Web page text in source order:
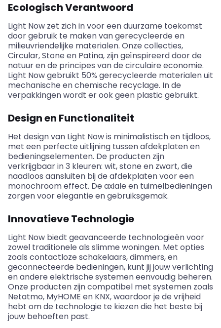
Ecologisch Verantwoord
Light Now zet zich in voor een duurzame toekomst
door gebruik te maken van gerecycleerde en
milieuvriendelijke materialen. Onze collecties,
Circular, Stone en Patina, zijn geïnspireerd door de
natuur en de principes van de circulaire economie.
Light Nowgebruikt 50% gerecycleerde materialen uit
mechanische en chemische recyclage. In de
verpakkingen wordt er ook geen plastic gebruikt.
Design en Functionaliteit
Het design van Light Nowis minimalistisch en tijdloos,
met een perfecte uitlijning tussen afdekplaten en
bedieningselementen. De producten zijn
verkrijgbaar in 3 kleuren: wit,stone en zwart, die
naadloos aansluiten bij de afdekplaten voor een
monochroom effect. De axiale en tuimelbedieningen
zorgen voor elegantie en gebruiksgemak.
Innovatieve Technologie
Light Now biedt geavanceerde technologieën voor
zowel traditionele als slimme woningen. Met opties
zoals contactloze schakelaars, dimmers, en
geconnecteerde bedieningen, kunt jij jouw verlichting
en andere elektrische systemen eenvoudig beheren.
Onze producten zijn compatibel met systemen zoals
Netatmo, MyHOME en KNX, waardoor je de vrijheid
hebt om de technologie te kiezen die het beste bij
jouw behoeften past.